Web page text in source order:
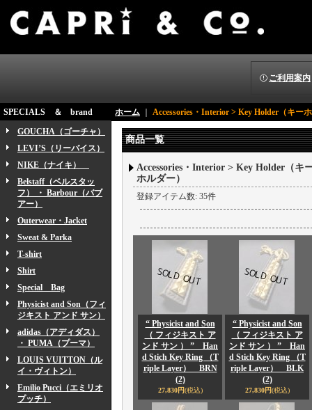
ご利用案内
SPECIALS ＆ brand
GOUCHA（ゴーチャ）
LEVI’S（リーバイス）
NIKE（ナイキ）
Belstaff（ベルスタッ
フ） ・ Barbour（バブ
アー）
Outerwear・Jacket
Sweat & Parka
T-shirt
Shirt
Special Bag
Physicist and Son（フィ
ジキスト アンド サン）
adidas（アディダス）
・ PUMA（プーマ）
LOUIS VUITTON（ル
イ・ヴィトン）
Emilio Pucci（エミリオ
プッチ）
ホーム Accessories・Interior > Key Holder（キー
商品一覧
Accessories・Interior > Key Holder（キ
ホルダー）
登録アイテム数: 35件
“ Physicist and Son
（ フィジキスト ア
ンド サン ） ” Han
d Stich Key Ring （T
riple Layer） BRN
(2)
27,830円(税込)
“ Physicist and Son
（ フィジキスト ア
ンド サン ） ” Han
d Stich Key Ring （T
riple Layer） BLK
(2)
27,830円(税込)